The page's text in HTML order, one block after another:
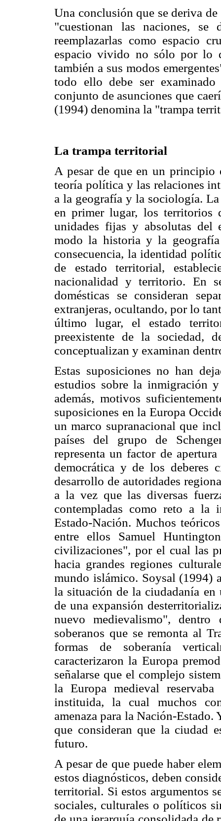
Una conclusión que se deriva
"cuestionan las naciones,
reemplazarlas como espacio
espacio vivido no sólo por lo
también a sus modos
todo ello debe ser
conjunto de asunciones que
(1994) denomina la "trampa
La trampa territorial
A pesar de que en un principio
teoría política y las relaciones
a la geografía y la sociología. La
en primer lugar, los territorios
unidades fijas y absolutas del
modo la historia y la
consecuencia, la identidad
de estado territorial,
nacionalidad y territorio. En
domésticas se consideran
extranjeras, ocultando, por lo
último lugar, el estado
preexistente de la sociedad,
conceptualizan y examinan
Estas suposiciones no han
estudios sobre la inmigración
además, motivos
suposiciones en la Europa
un marco supranacional que
países del grupo de
representa un factor de
democrática y de los deberes
desarrollo de autoridades
a la vez que las diversas
contempladas como reto a la
Estado-Nación. Muchos
entre ellos Samuel
civilizaciones", por el cual las
hacia grandes regiones
mundo islámico. Soysal (1994)
la situación de la ciudadanía
de una expansión
nuevo medievalismo",
soberanos que se remonta al
formas de soberanía
caracterizaron la Europa
señalarse que el complejo
la Europa medieval
instituida, la cual muchos
amenaza para la Nación-
que consideran que la ciudad
futuro.
A pesar de que puede haber
estos diagnósticos, deben
territorial. Si estos argumentos
sociales, culturales o políticos